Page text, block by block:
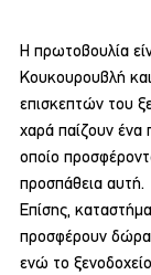
Η πρωτοβουλία
Κουκουρουβλή
επισκεπτών του
χαρά παίζουν ένα
οποίο
προσπάθεια αυτή.
Επίσης,
προσφέρουν δώρα
ενώ το